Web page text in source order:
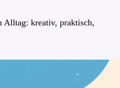
Alltag: kreativ, praktisch,